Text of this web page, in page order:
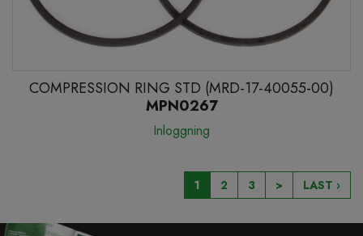
COMPRESSION RING STD (MRD-17-40055-00)
MPN0267
Inloggning
1 2 3 > LAST ›